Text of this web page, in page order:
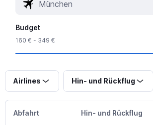
Budget
160 € - 349 €
Airlines Hin- und Rückflug
Abfahrt Hin- und Rückflug